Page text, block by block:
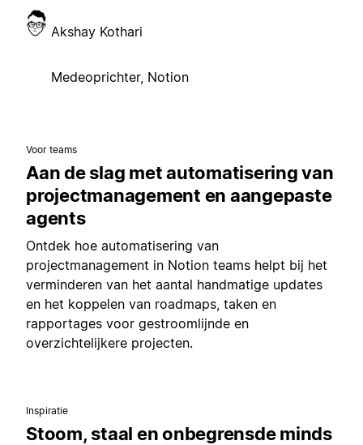
Akshay Kothari
Medeoprichter, Notion
Voor teams
Aan de slag met automatisering van
projectmanagement en aangepaste
agents
Ontdek hoe automatisering van
projectmanagement in Notion teams helpt bij het
verminderen van het aantal handmatige updates
en het koppelen van roadmaps, taken en
rapportages voor gestroomlijnde en
overzichtelijkere projecten.
Inspiratie
Stoom, staal en onbegrensde minds